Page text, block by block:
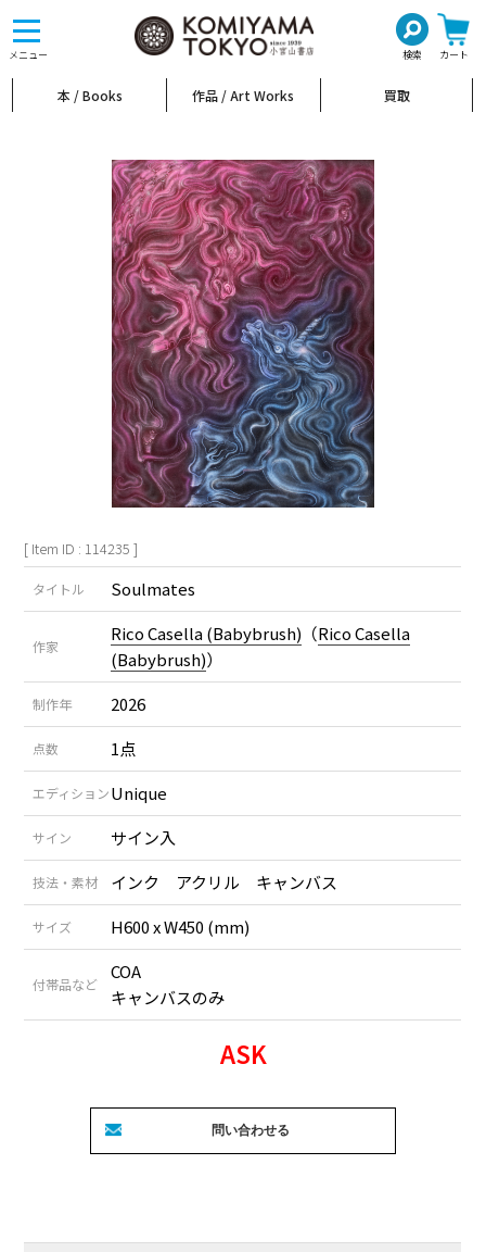
メニュー 検索 カート
toggle
navigation
本 / Books 作品 / Art Works 買取
[ Item ID : 114235 ]
タイトル Soulmates
作家
Rico Casella (Babybrush) （Rico Casella
(Babybrush)）
制作年 2026
点数 1点
エディションUnique
サイン サイン入
技法・素材 インク アクリル キャンバス
サイズ H600 x W450 (mm)
付帯品など
COA
キャンバスのみ
ASK